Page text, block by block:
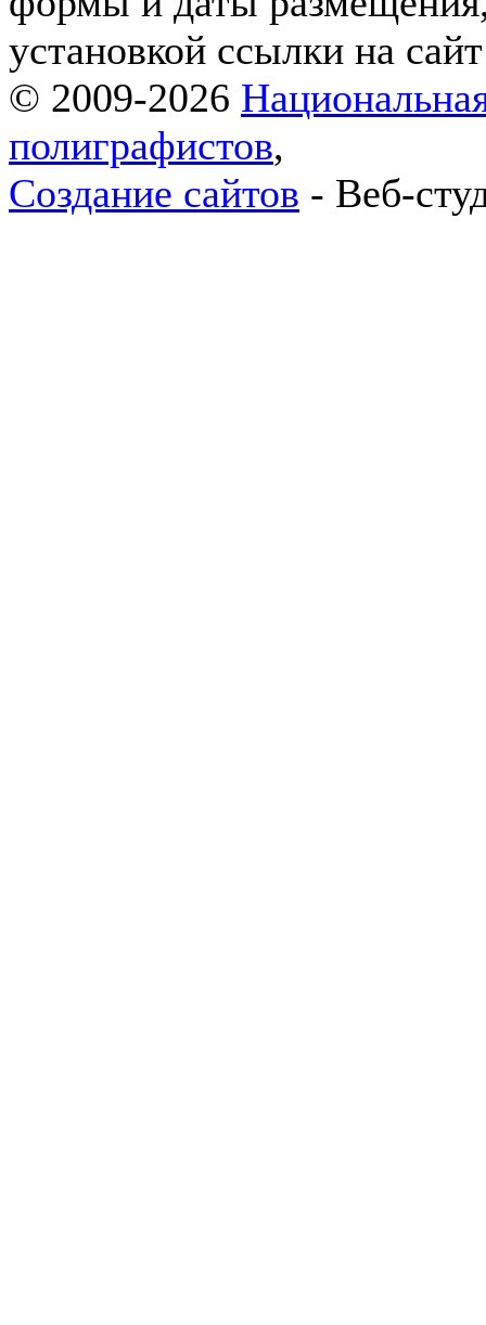
установкой ссылки на
© 2009-2026
полиграфистов,
Создание сайтов - Веб-